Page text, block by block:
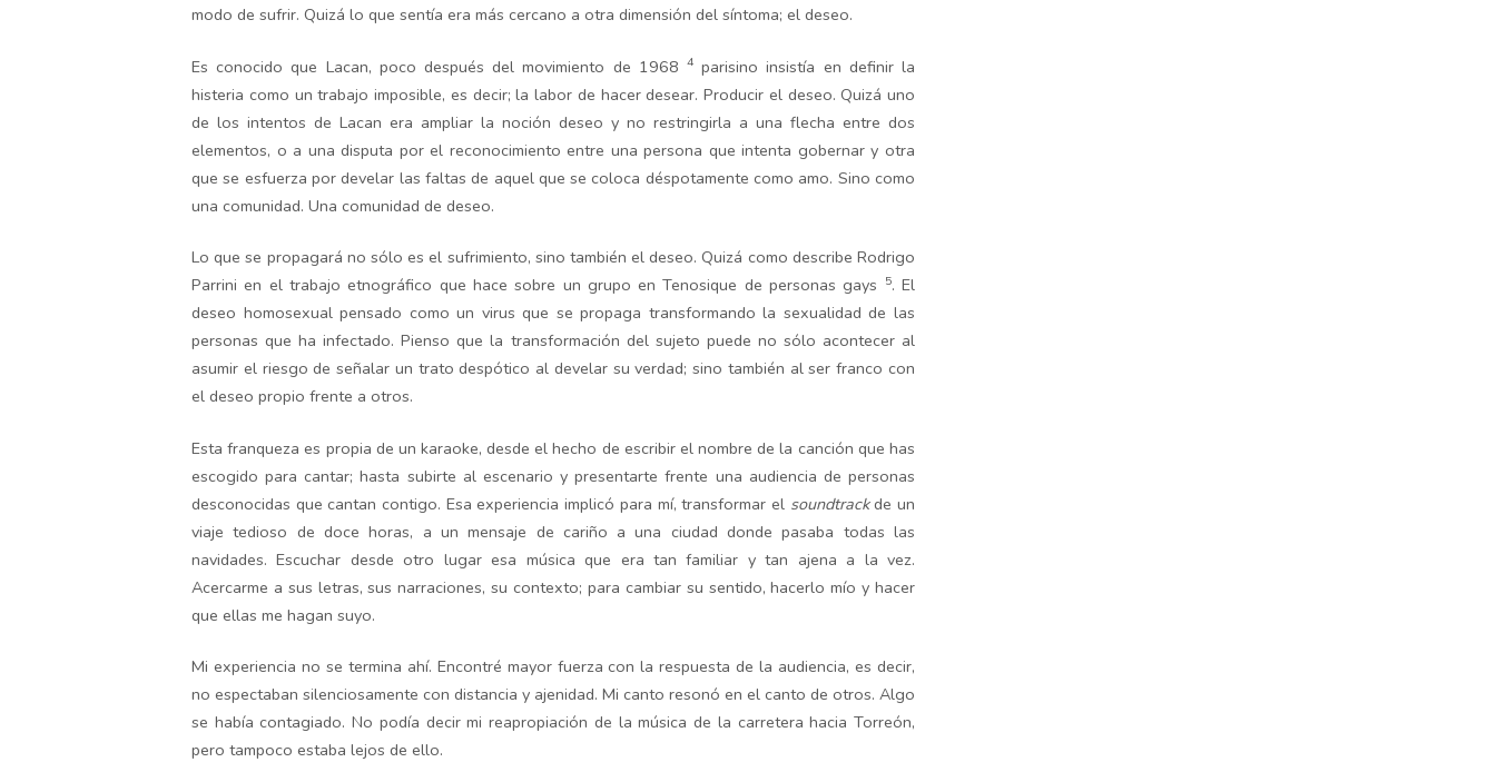
modo de sufrir. Quizá lo que sentía era más cercano a otra dimensión del síntoma; el deseo.
Es conocido que Lacan, poco después del movimiento de 1968 4 parisino insistía en definir la
histeria como un trabajo imposible, es decir; la labor de hacer desear. Producir el deseo. Quizá uno
de los intentos de Lacan era ampliar la noción deseo y no restringirla a una flecha entre dos
elementos, o a una disputa por el reconocimiento entre una persona que intenta gobernar y otra
que se esfuerza por develar las faltas de aquel que se coloca déspotamente como amo. Sino como
una comunidad. Una comunidad de deseo.
Lo que se propagará no sólo es el sufrimiento, sino también el deseo. Quizá como describe Rodrigo
Parrini en el trabajo etnográfico que hace sobre un grupo en Tenosique de personas gays 5. El
deseo homosexual pensado como un virus que se propaga transformando la sexualidad de las
personas que ha infectado. Pienso que la transformación del sujeto puede no sólo acontecer al
asumir el riesgo de señalar un trato despótico al develar su verdad; sino también al ser franco con
el deseo propio frente a otros.
Esta franqueza es propia de un karaoke, desde el hecho de escribir el nombre de la canción que has
escogido para cantar; hasta subirte al escenario y presentarte frente una audiencia de personas
desconocidas que cantan contigo. Esa experiencia implicó para mí, transformar el soundtrackde un
viaje tedioso de doce horas, a un mensaje de cariño a una ciudad donde pasaba todas las
navidades. Escuchar desde otro lugar esa música que era tan familiar y tan ajena a la vez.
Acercarme a sus letras, sus narraciones, su contexto; para cambiar su sentido, hacerlo mío y hacer
que ellas me hagan suyo.
Mi experiencia no se termina ahí. Encontré mayor fuerza con la respuesta de la audiencia, es decir,
no espectaban silenciosamente con distancia y ajenidad. Mi canto resonó en el canto de otros. Algo
se había contagiado. No podía decir mi reapropiación de la música de la carretera hacia Torreón,
pero tampoco estaba lejos de ello.